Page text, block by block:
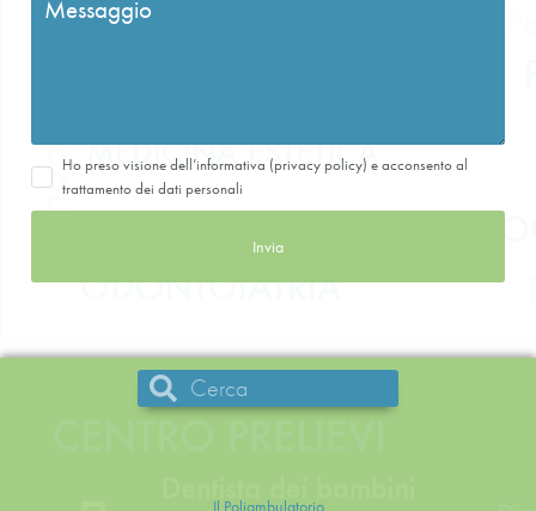
Ho preso visione dell’informativa (privacy policy) e acconsento al
trattamento dei dati personali
Invia
Il Poliambulatorio